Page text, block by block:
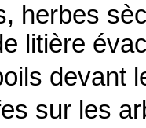
herbes
litière
devant
sur les